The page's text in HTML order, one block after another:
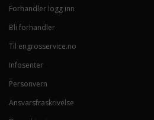
Forhandler logg inn
Bli forhandler
Til engrosservice.no
Infosenter
Personvern
Ansvarsfraskrivelse